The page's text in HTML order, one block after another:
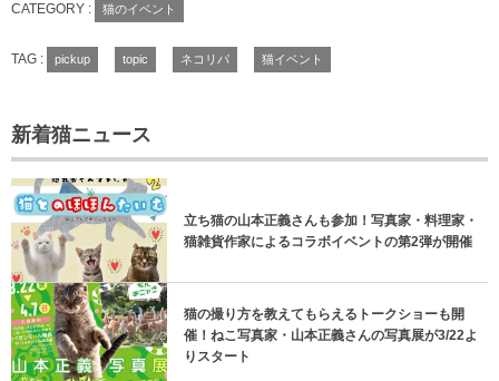
CATEGORY : 猫のイベント
TAG : pickup topic ネコリパ 猫イベント
新着猫ニュース
立ち猫の山本正義さんも参加！写真家・料理家・
猫雑貨作家によるコラボイベントの第2弾が開催
猫の撮り方を教えてもらえるトークショーも開
催！ねこ写真家・山本正義さんの写真展が3/22よ
りスタート